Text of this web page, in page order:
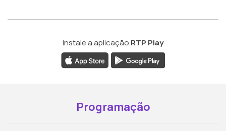
Instale a aplicação RTP Play
Programação